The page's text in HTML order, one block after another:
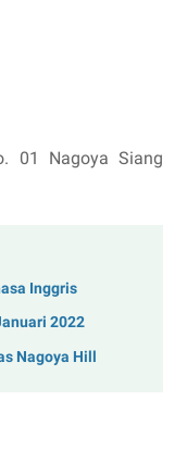
01 Nagoya Siang
Inggris
2022
Nagoya Hill